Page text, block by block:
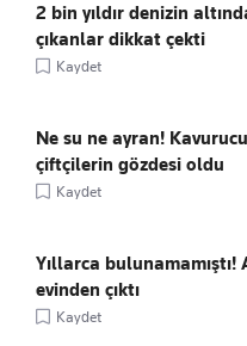
2 bin yıldır denizin
çıkanlar dikkat çekti
Kaydet
Ne su ne ayran!
çiftçilerin gözdesi oldu
Kaydet
Yıllarca bulunamamıştı!
evinden çıktı
Kaydet